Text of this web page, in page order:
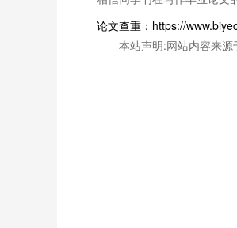
论文查重：https://
本站声明:网站内容来源